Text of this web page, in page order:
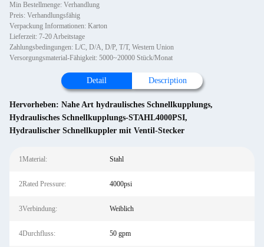
Min Bestellmenge: Verhandlung
Preis: Verhandlungsfähig
Verpackung Informationen: Karton
Lieferzeit: 7-20 Arbeitstage
Zahlungsbedingungen: L/C, D/A, D/P, T/T, Western Union
Versorgungsmaterial-Fähigkeit: 5000~20000 Stück/Monat
Detail Description
Hervorheben: Nahe Art hydraulisches Schnellkupplungs,
Hydraulisches Schnellkupplungs-STAHL4000PSI,
Hydraulischer Schnellkuppler mit Ventil-Stecker
1Material: Stahl
2Rated Pressure: 4000psi
3Verbindung: Weiblich
4Durchfluss: 50 gpm